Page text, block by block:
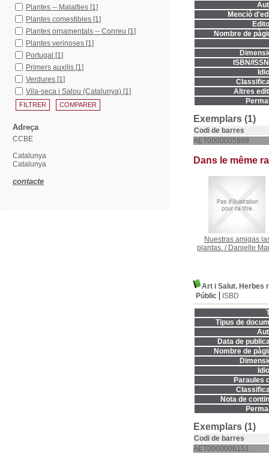
Menció
Nombre de
ISBN/
Altres
Exemplars (1)
Codi de barres
AET0000005989
Dans le même
Nuestras amigas
plantas. / Danielle
Art i Salut. Herbes
Públic
ISBD
Tipus de
Data de
Nombre de
Paraules
Nota de
Exemplars (1)
Codi de barres
AET0000006151
Plantes -- Malalties [1]
Plantes comestibles [1]
Plantes ornamentals -- Conreu [1]
Plantes verinoses [1]
Portugal [1]
Primers auxilis [1]
Verdures [1]
Vila-seca i Salou (Catalunya) [1]
Adreça
CCBE
Catalunya
Catalunya
contacte